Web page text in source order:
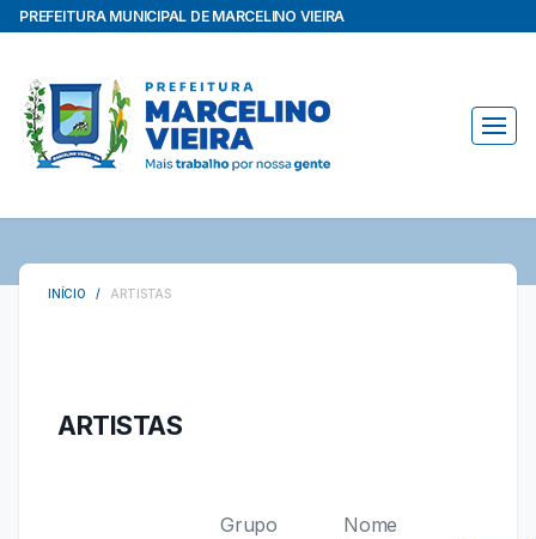
PREFEITURA MUNICIPAL DE MARCELINO VIEIRA
INÍCIO / ARTISTAS
ARTISTAS
Grupo Nome